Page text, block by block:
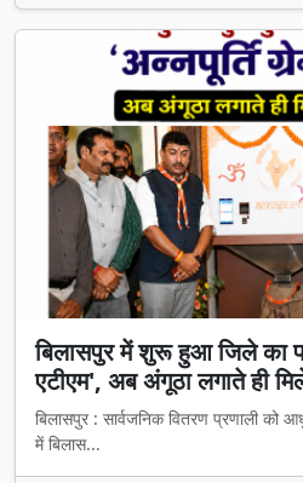
बिलासपुर में शुरू हुआ जिले का
एटीएम', अब अंगूठा लगाते ही
बिलासपुर : सार्वजनिक वितरण प्रणाली को
में बिलास...